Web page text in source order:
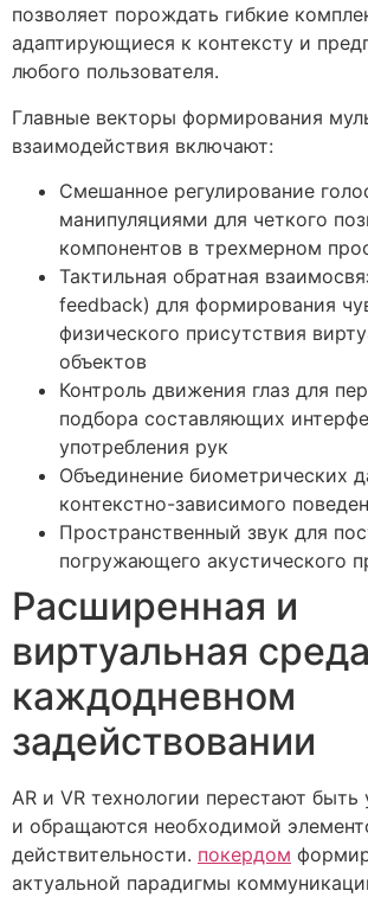
позволяет порождать гибкие
адаптирующиеся к контексту и
любого пользователя.
Главные векторы формирования
взаимодействия включают:
Смешанное регулирование
манипуляциями для четкого
компонентов в трехмерном
Тактильная обратная
feedback) для формирования
физического присутствия
объектов
Контроль движения глаз для
подбора составляющих
употребления рук
Объединение биометрических
контекстно-зависимого
Пространственный звук для
погружающего акустического
Расширенная и
виртуальная
каждодневном
задействовании
AR и VR технологии перестают быть
и обращаются необходимой
действительности. покердом
актуальной парадигмы